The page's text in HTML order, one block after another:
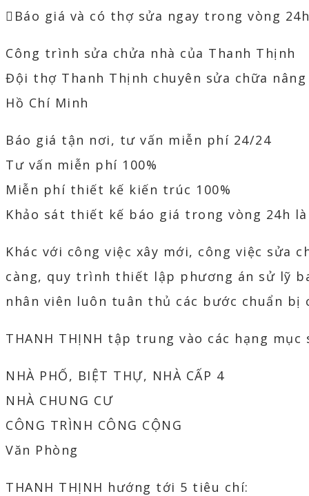
Báo giá và có thợ sửa ngay trong vòng
Công trình sửa chửa nhà của Thanh Thịnh
Đội thợ Thanh Thịnh chuyên sửa chữa
Hồ Chí Minh
Báo giá tận nơi, tư vấn miễn phí 24/24
Tư vấn miễn phí 100%
Miễn phí thiết kế kiến trúc 100%
Khảo sát thiết kế báo giá trong vòng 24h
Khác với công việc xây mới, công việc sửa
càng, quy trình thiết lập phương án sử lỹ
nhân viên luôn tuân thủ các bước chuẩn bị
THANH THỊNH tập trung vào các hạng mục
NHÀ PHỐ, BIỆT THỰ, NHÀ CẤP 4
NHÀ CHUNG CƯ
CÔNG TRÌNH CÔNG CỘNG
Văn Phòng
THANH THỊNH hướng tới 5 tiêu chí: